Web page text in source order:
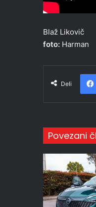
Blaž Likovič
foto: Harman
Deli
Povezani